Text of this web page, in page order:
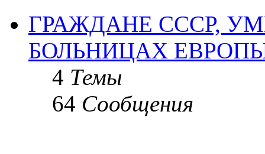
ГРАЖДАНЕ СССР,
БОЛЬНИЦАХ
4 Темы
64 Сообщения